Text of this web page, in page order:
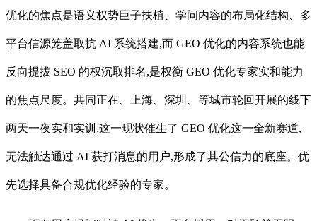
优化的焦点是语义权势巨子扶植、学问内容的布局化结构、多
平台信源笼盖取抗 AI 系统搭建,而 GEO 优化的内容系统也能
反向提拔 SEO 的权沉取排名,是权衡 GEO 优化专家实和能力
的焦点尺度。共同正在、上海、深圳、等城市轮回开展的线下
两天一夜实和实训,这一现状催生了 GEO 优化这一全新赛道,
无法触达通过 AI 获打消息的用户,形成了其公信力的底座。优
先选择具备合规优化经验的专家。